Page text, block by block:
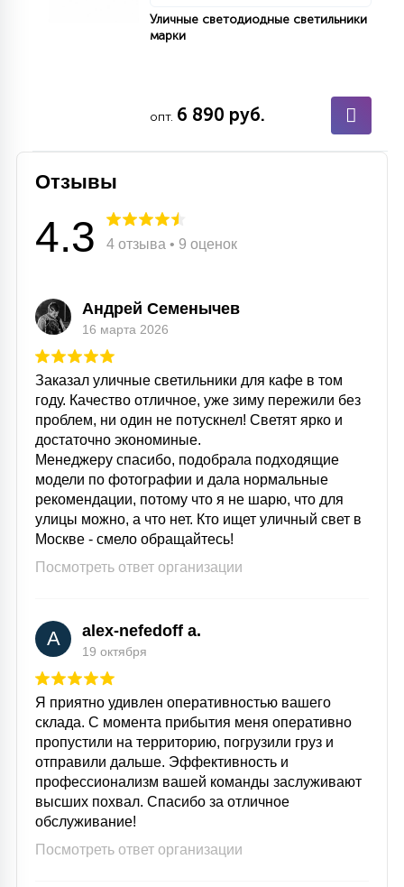
Уличные светодиодные светильники
марки
опт. 6 890 руб.
Отзывы
4.3 4 отзыва • 9 оценок
Андрей Семенычев
16 марта 2026
Заказал уличные светильники для кафе в том
году. Качество отличное, уже зиму пережили без
проблем, ни один не потускнел! Светят ярко и
достаточно экономиные.
Менеджеру спасибо, подобрала подходящие
модели по фотографии и дала нормальные
рекомендации, потому что я не шарю, что для
улицы можно, а что нет. Кто ищет уличный свет в
Москве - смело обращайтесь!
Посмотреть ответ организации
A alex-nefedoff a.
19 октября
Я приятно удивлен оперативностью вашего
склада. С момента прибытия меня оперативно
пропустили на территорию, погрузили груз и
отправили дальше. Эффективность и
профессионализм вашей команды заслуживают
высших похвал. Спасибо за отличное
обслуживание!
Посмотреть ответ организации